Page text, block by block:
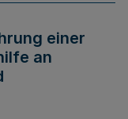
einer
an